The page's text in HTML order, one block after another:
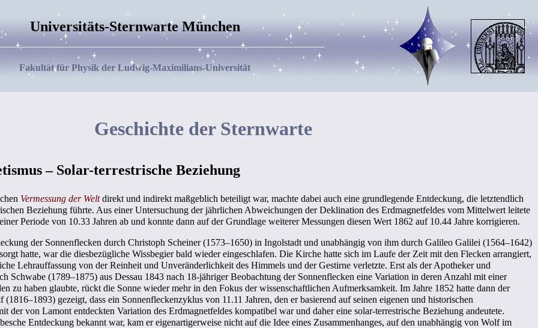
Universitäts-Sternwarte München
Fakultät für Physik der Ludwig-Maximilians-Universität
Geschichte der Sternwarte
– Solar-terrestrische Beziehung
Vermessung der Weltdirekt und indirekt maßgeblich beteiligt war, machte dabei auch eine grundlegende Entdeckung, die letztendlich
Beziehung führte. Aus einer Untersuchung der jährlichen Abweichungen der Deklination des Erdmagnetfeldes vom Mittelwert leitete
Periode von 10.33 Jahren ab und konnte dann auf der Grundlage weiterer Messungen diesen Wert 1862 auf 10.44 Jahre korrigieren.
der Sonnenflecken durch Christoph Scheiner (1573–1650) in Ingolstadt und unabhängig von ihm durch Galileo Galilei (1564–1642)
hatte, war die diesbezügliche Wissbegier bald wieder eingeschlafen. Die Kirche hatte sich im Laufe der Zeit mit den Flecken arrangiert,
Lehrauffassung von der Reinheit und Unveränderlichkeit des Himmels und der Gestirne verletzte. Erst als der Apotheker und
Schwabe (1789–1875) aus Dessau 1843 nach 18-jähriger Beobachtung der Sonnenflecken eine Variation in deren Anzahl mit einer
zu haben glaubte, rückt die Sonne wieder mehr in den Fokus der wissenschaftlichen Aufmerksamkeit. Im Jahre 1852 hatte dann der
gezeigt, dass ein Sonnenfleckenzyklus von 11.11 Jahren, den er basierend auf seinen eigenen und historischen
der von Lamont entdeckten Variation des Erdmagnetfeldes kompatibel war und daher eine solar-terrestrische Beziehung andeutete.
Entdeckung bekannt war, kam er eigenartigerweise nicht auf die Idee eines Zusammenhanges, auf den unabhängig von Wolf im